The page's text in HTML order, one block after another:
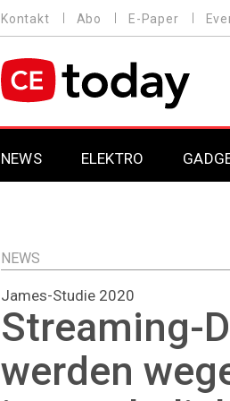
Kontakt Abo E-Paper
MAIN NAVIGATION
NEWS ELEKTRO
NEWS
James-Studie 2020
Streaming-
werden